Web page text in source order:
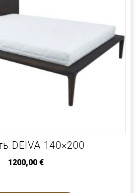
DEIVA 140×200
1200,00 €